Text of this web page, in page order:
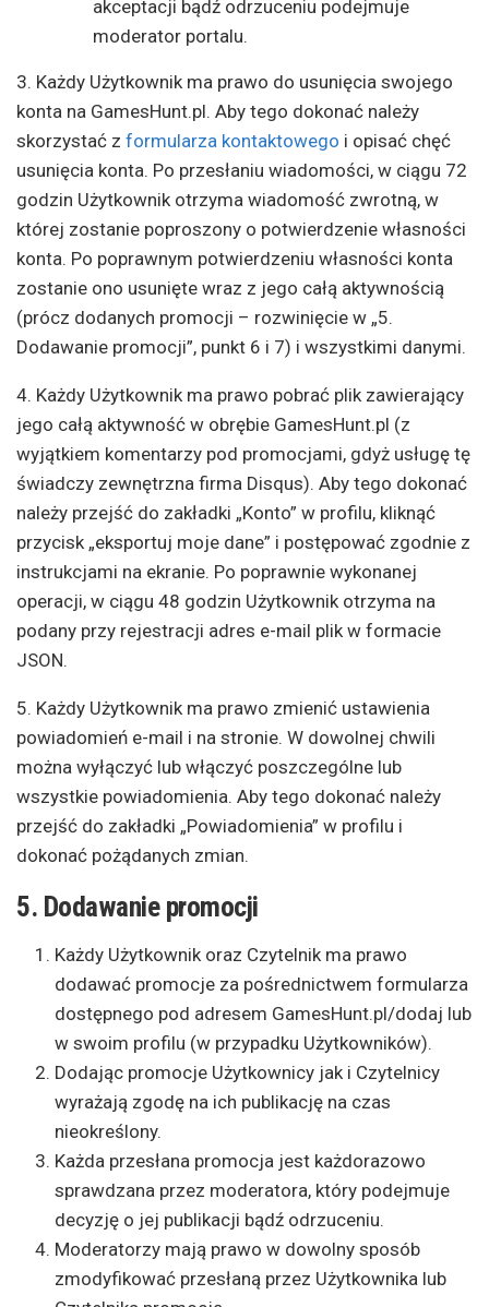
akceptacji bądź odrzuceniu podejmuje
moderator portalu.
3. Każdy Użytkownik ma prawo do usunięcia swojego
konta na GamesHunt.pl. Aby tego dokonać należy
skorzystać z formularza kontaktowego i opisać chęć
usunięcia konta. Po przesłaniu wiadomości, w ciągu 72
godzin Użytkownik otrzyma wiadomość zwrotną, w
której zostanie poproszony o potwierdzenie własności
konta. Po poprawnym potwierdzeniu własności konta
zostanie ono usunięte wraz z jego całą aktywnością
(prócz dodanych promocji – rozwinięcie w „5.
Dodawanie promocji”, punkt 6 i 7) i wszystkimi danymi.
4. Każdy Użytkownik ma prawo pobrać plik zawierający
jego całą aktywność w obrębie GamesHunt.pl (z
wyjątkiem komentarzy pod promocjami, gdyż usługę tę
świadczy zewnętrzna firma Disqus). Aby tego dokonać
należy przejść do zakładki „Konto” w profilu, kliknąć
przycisk „eksportuj moje dane” i postępować zgodnie z
instrukcjami na ekranie. Po poprawnie wykonanej
operacji, w ciągu 48 godzin Użytkownik otrzyma na
podany przy rejestracji adres e-mail plik w formacie
JSON.
5. Każdy Użytkownik ma prawo zmienić ustawienia
powiadomień e-mail i na stronie. W dowolnej chwili
można wyłączyć lub włączyć poszczególne lub
wszystkie powiadomienia. Aby tego dokonać należy
przejść do zakładki „Powiadomienia” w profilu i
dokonać pożądanych zmian.
5. Dodawanie promocji
Każdy Użytkownik oraz Czytelnik ma prawo
dodawać promocje za pośrednictwem formularza
dostępnego pod adresem GamesHunt.pl/dodaj lub
w swoim profilu (w przypadku Użytkowników).
Dodając promocje Użytkownicy jak i Czytelnicy
wyrażają zgodę na ich publikację na czas
nieokreślony.
Każda przesłana promocja jest każdorazowo
sprawdzana przez moderatora, który podejmuje
decyzję o jej publikacji bądź odrzuceniu.
Moderatorzy mają prawo w dowolny sposób
zmodyfikować przesłaną przez Użytkownika lub